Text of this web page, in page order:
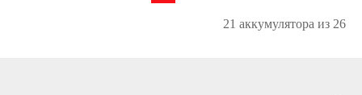
21 аккумулятора из 26